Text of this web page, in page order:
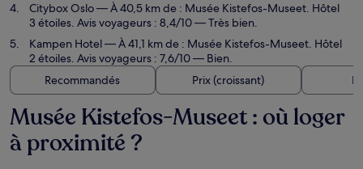
Citybox Oslo— À 40,5 km de : Musée Kistefos-Museet. Hôtel
3 étoiles. Avis voyageurs : 8,4/10 — Très bien.
Kampen Hotel— À 41,1 km de : Musée Kistefos-Museet. Hôtel
2 étoiles. Avis voyageurs : 7,6/10 — Bien.
Recommandés
Prix (croissant)
Musée Kistefos-Museet : où loger
à proximité ?